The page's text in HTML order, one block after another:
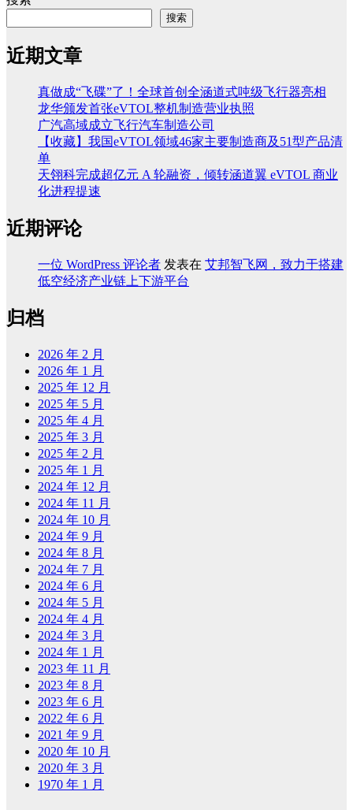
搜索
近期文章
真做成“飞碟”了！全球首创全涵道式吨级飞行器亮相
龙华颁发首张eVTOL整机制造营业执照
广汽高域成立飞行汽车制造公司
【收藏】我国eVTOL领域46家主要制造商及51型产品清
单
天翎科完成超亿元 A 轮融资，倾转涵道翼 eVTOL 商业
化进程提速
近期评论
一位 WordPress 评论者 发表在 艾邦智飞网，致力于搭建
低空经济产业链上下游平台
归档
2026 年 2 月
2026 年 1 月
2025 年 12 月
2025 年 5 月
2025 年 4 月
2025 年 3 月
2025 年 2 月
2025 年 1 月
2024 年 12 月
2024 年 11 月
2024 年 10 月
2024 年 9 月
2024 年 8 月
2024 年 7 月
2024 年 6 月
2024 年 5 月
2024 年 4 月
2024 年 3 月
2024 年 1 月
2023 年 11 月
2023 年 8 月
2023 年 6 月
2022 年 6 月
2021 年 9 月
2020 年 10 月
2020 年 3 月
1970 年 1 月